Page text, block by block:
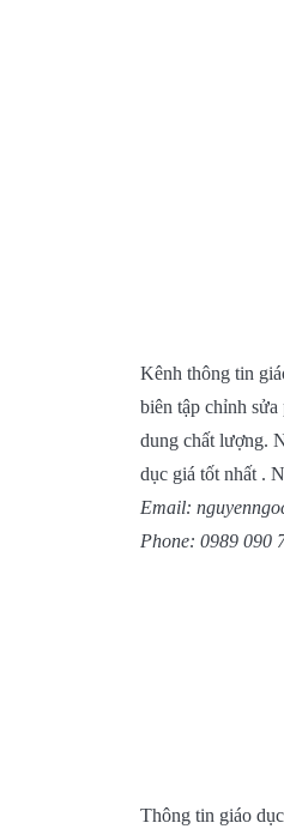
Kênh thông tin
biên tập chỉnh
dung chất lượng.
dục giá tốt nhất .
Email:
Phone: 0989 090
Thông tin giáo